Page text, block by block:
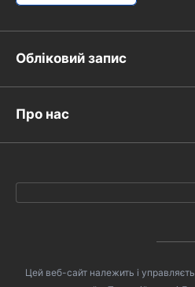
Обліковий запис
Про нас
Цей веб-сайт належить і